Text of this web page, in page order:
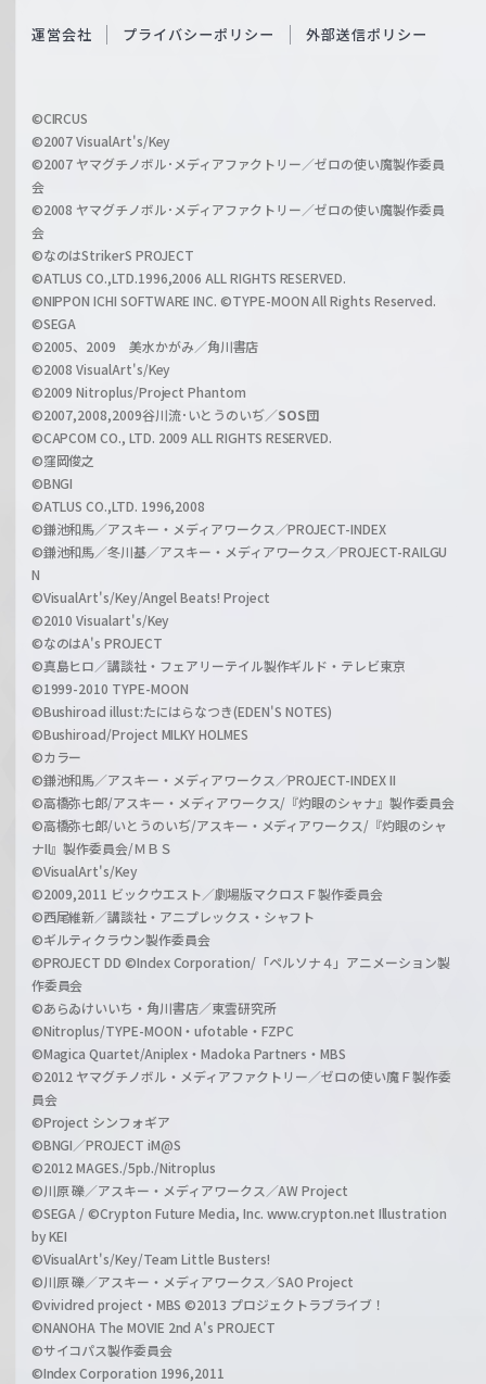
c
a
r
z
O
i
l
h
a
n
l
運営会社 プライバシーポリシー 外部送信ポリシー
©CIRCUS
©2007 VisualArt's/Key
©2007 ヤマグチノボル･メディアファクトリー／ゼロの使い魔製作委員
会
©2008 ヤマグチノボル･メディアファクトリー／ゼロの使い魔製作委員
会
©なのはStrikerS PROJECT
©ATLUS CO.,LTD.1996,2006 ALL RIGHTS RESERVED.
©NIPPON ICHI SOFTWARE INC. ©TYPE-MOON All Rights Reserved.
©SEGA
©2005、2009 美水かがみ／角川書店
©2008 VisualArt's/Key
©2009 Nitroplus/Project Phantom
©2007,2008,2009谷川流･いとうのいぢ／SOS団
©CAPCOM CO., LTD. 2009 ALL RIGHTS RESERVED.
©窪岡俊之
©BNGI
©ATLUS CO.,LTD. 1996,2008
©鎌池和馬／アスキー・メディアワークス／PROJECT-INDEX
©鎌池和馬／冬川基／アスキー・メディアワークス／PROJECT-RAILGU
N
©VisualArt's/Key/Angel Beats! Project
©2010 Visualart's/Key
©なのはA's PROJECT
©真島ヒロ／講談社・フェアリーテイル製作ギルド・テレビ東京
©1999-2010 TYPE-MOON
©Bushiroad illust:たにはらなつき(EDEN'S NOTES)
©Bushiroad/Project MILKY HOLMES
©カラー
©鎌池和馬／アスキー・メディアワークス／PROJECT-INDEX II
©高橋弥七郎/アスキー・メディアワークス/『灼眼のシャナ』製作委員会
©高橋弥七郎/いとうのいぢ/アスキー・メディアワークス/『灼眼のシャ
ナII』製作委員会/ＭＢＳ
©VisualArt's/Key
©2009,2011 ビックウエスト／劇場版マクロスＦ製作委員会
©西尾維新／講談社・アニプレックス・シャフト
©ギルティクラウン製作委員会
©PROJECT DD ©Index Corporation/「ペルソナ４」アニメーション製
作委員会
©あらゐけいいち・角川書店／東雲研究所
©Nitroplus/TYPE-MOON・ufotable・FZPC
©Magica Quartet/Aniplex・Madoka Partners・MBS
©2012 ヤマグチノボル・メディアファクトリー／ゼロの使い魔Ｆ製作委
員会
©Project シンフォギア
©BNGI／PROJECT iM@S
©2012 MAGES./5pb./Nitroplus
©川原 礫／アスキー・メディアワークス／AW Project
©SEGA / ©Crypton Future Media, Inc. www.crypton.net Illustration
by KEI
©VisualArt's/Key/Team Little Busters!
©川原 礫／アスキー・メディアワークス／SAO Project
©vividred project・MBS ©2013 プロジェクトラブライブ！
©NANOHA The MOVIE 2nd A's PROJECT
©サイコパス製作委員会
©Index Corporation 1996,2011